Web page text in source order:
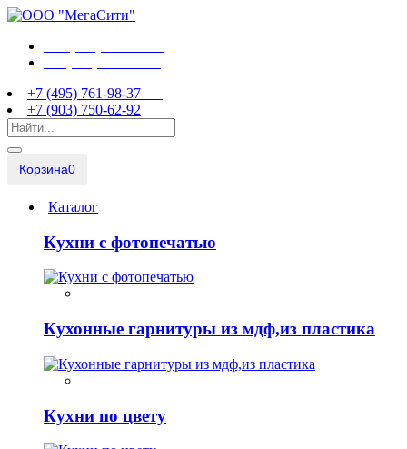
+7 (495) 761-98-37
+7 (903) 750-62-92
Корзина0
Каталог
Кухни с фотопечатью
Кухонные гарнитуры из мдф,из пластика
Кухни по цвету